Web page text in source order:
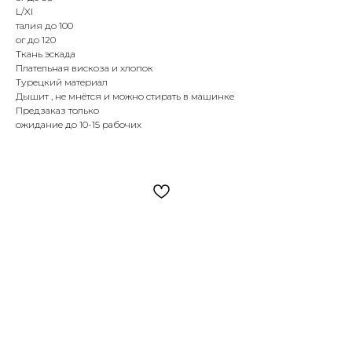
L/Xl
талия до 100
ог до 120
Ткань эскада
Плательная вискоза и хлопок
Турецкий материал
Дышит , не мнётся и можно стирать в машинке
Предзаказ только
ожидание до 10-15 рабочих